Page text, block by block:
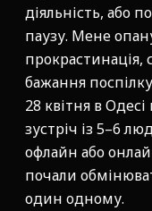
діяльність, або
паузу. Мене
прокрастинація,
бажання
28 квітня в
зустріч із 5–6
офлайн або
почали
один одному.